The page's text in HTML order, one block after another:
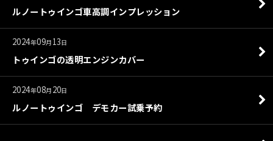
ルノートゥインゴ車高調インプレッション
2024年09月 13日
トゥインゴの透明エンジンカバー
2024年08月 20日
ルノートゥインゴ デモカー試乗予約